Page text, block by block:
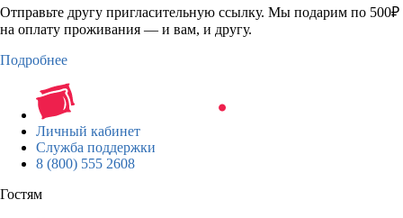
Отправьте другу пригласительную ссылку. Мы подарим по 500₽
на оплату проживания — и вам, и другу.
Подробнее
Личный кабинет
Служба поддержки
8 (800) 555 2608
Гостям